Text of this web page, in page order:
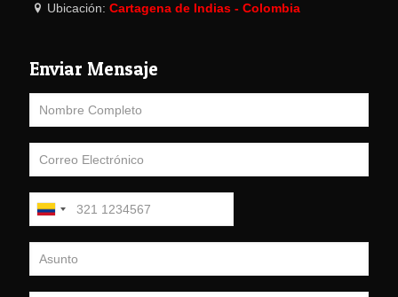
Ubicación: Cartagena de Indias - Colombia
Enviar Mensaje